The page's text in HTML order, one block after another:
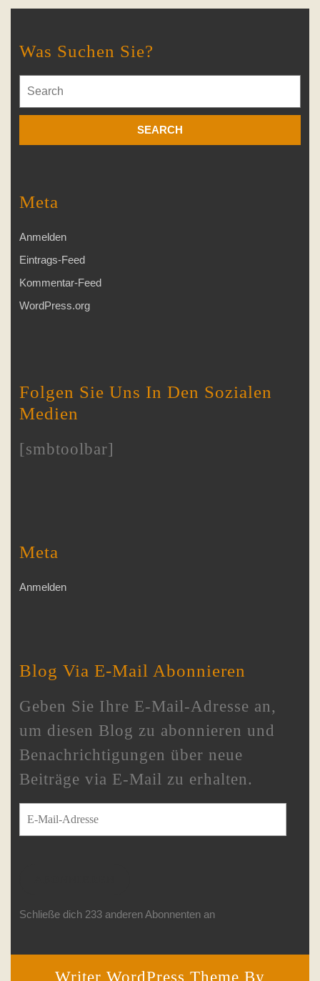
Was Suchen Sie?
for:
Meta
Anmelden
Eintrags-Feed
Kommentar-Feed
WordPress.org
Folgen Sie Uns In Den Sozialen
Medien
[smbtoolbar]
Meta
Anmelden
Blog Via E-Mail Abonnieren
Geben Sie Ihre E-Mail-Adresse an,
um diesen Blog zu abonnieren und
Benachrichtigungen über neue
Beiträge via E-Mail zu erhalten.
E-Mail-Adresse
Schließe dich 233 anderen Abonnenten an
Writer WordPress Theme By